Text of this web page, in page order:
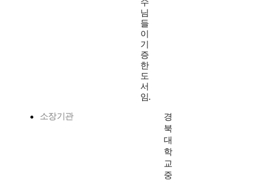
수
님
들
이
기
증
한
도
서
임.
소장기관
경
북
대
학
교
중